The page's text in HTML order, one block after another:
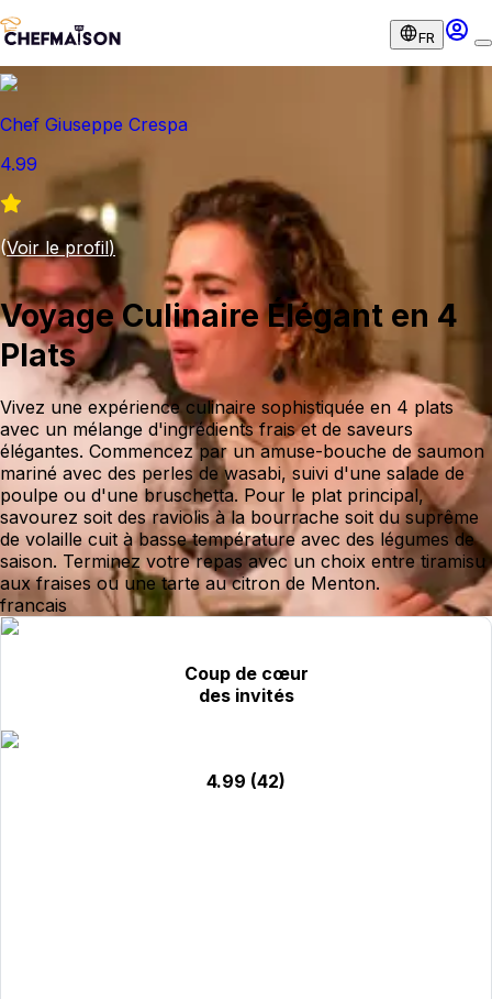
FR
Chef Giuseppe Crespa
4.99
(Voir le profil)
Voyage Culinaire Élégant en 4
Plats
Vivez une expérience culinaire sophistiquée en 4 plats
avec un mélange d'ingrédients frais et de saveurs
élégantes. Commencez par un amuse-bouche de saumon
mariné avec des perles de wasabi, suivi d'une salade de
poulpe ou d'une bruschetta. Pour le plat principal,
savourez soit des raviolis à la bourrache soit du suprême
de volaille cuit à basse température avec des légumes de
saison. Terminez votre repas avec un choix entre tiramisu
aux fraises ou une tarte au citron de Menton.
francais
Coup de cœur
des invités
4.99 (42)